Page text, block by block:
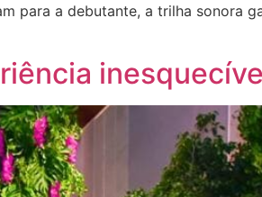
para a debutante, a trilha sonora